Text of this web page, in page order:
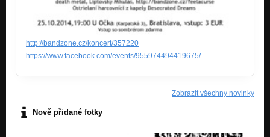
http://bandzone.cz/koncert/357220
https://www.facebook.com/events/955974494419675/
Zobrazit všechny novinky
Nově přidané fotky